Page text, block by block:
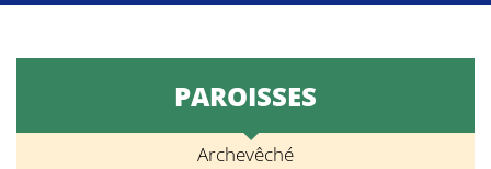
PAROISSES
Archevêché